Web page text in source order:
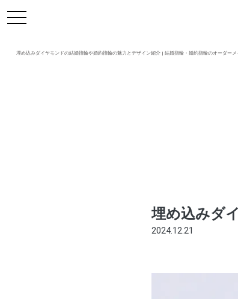
埋め込みダイヤモンドの結婚指輪や婚約指輪の魅力とデザイン紹介 | 結婚指輪・婚約指輪のオーダーメ
toggle
navigation
埋め込みダ
2024.12.21